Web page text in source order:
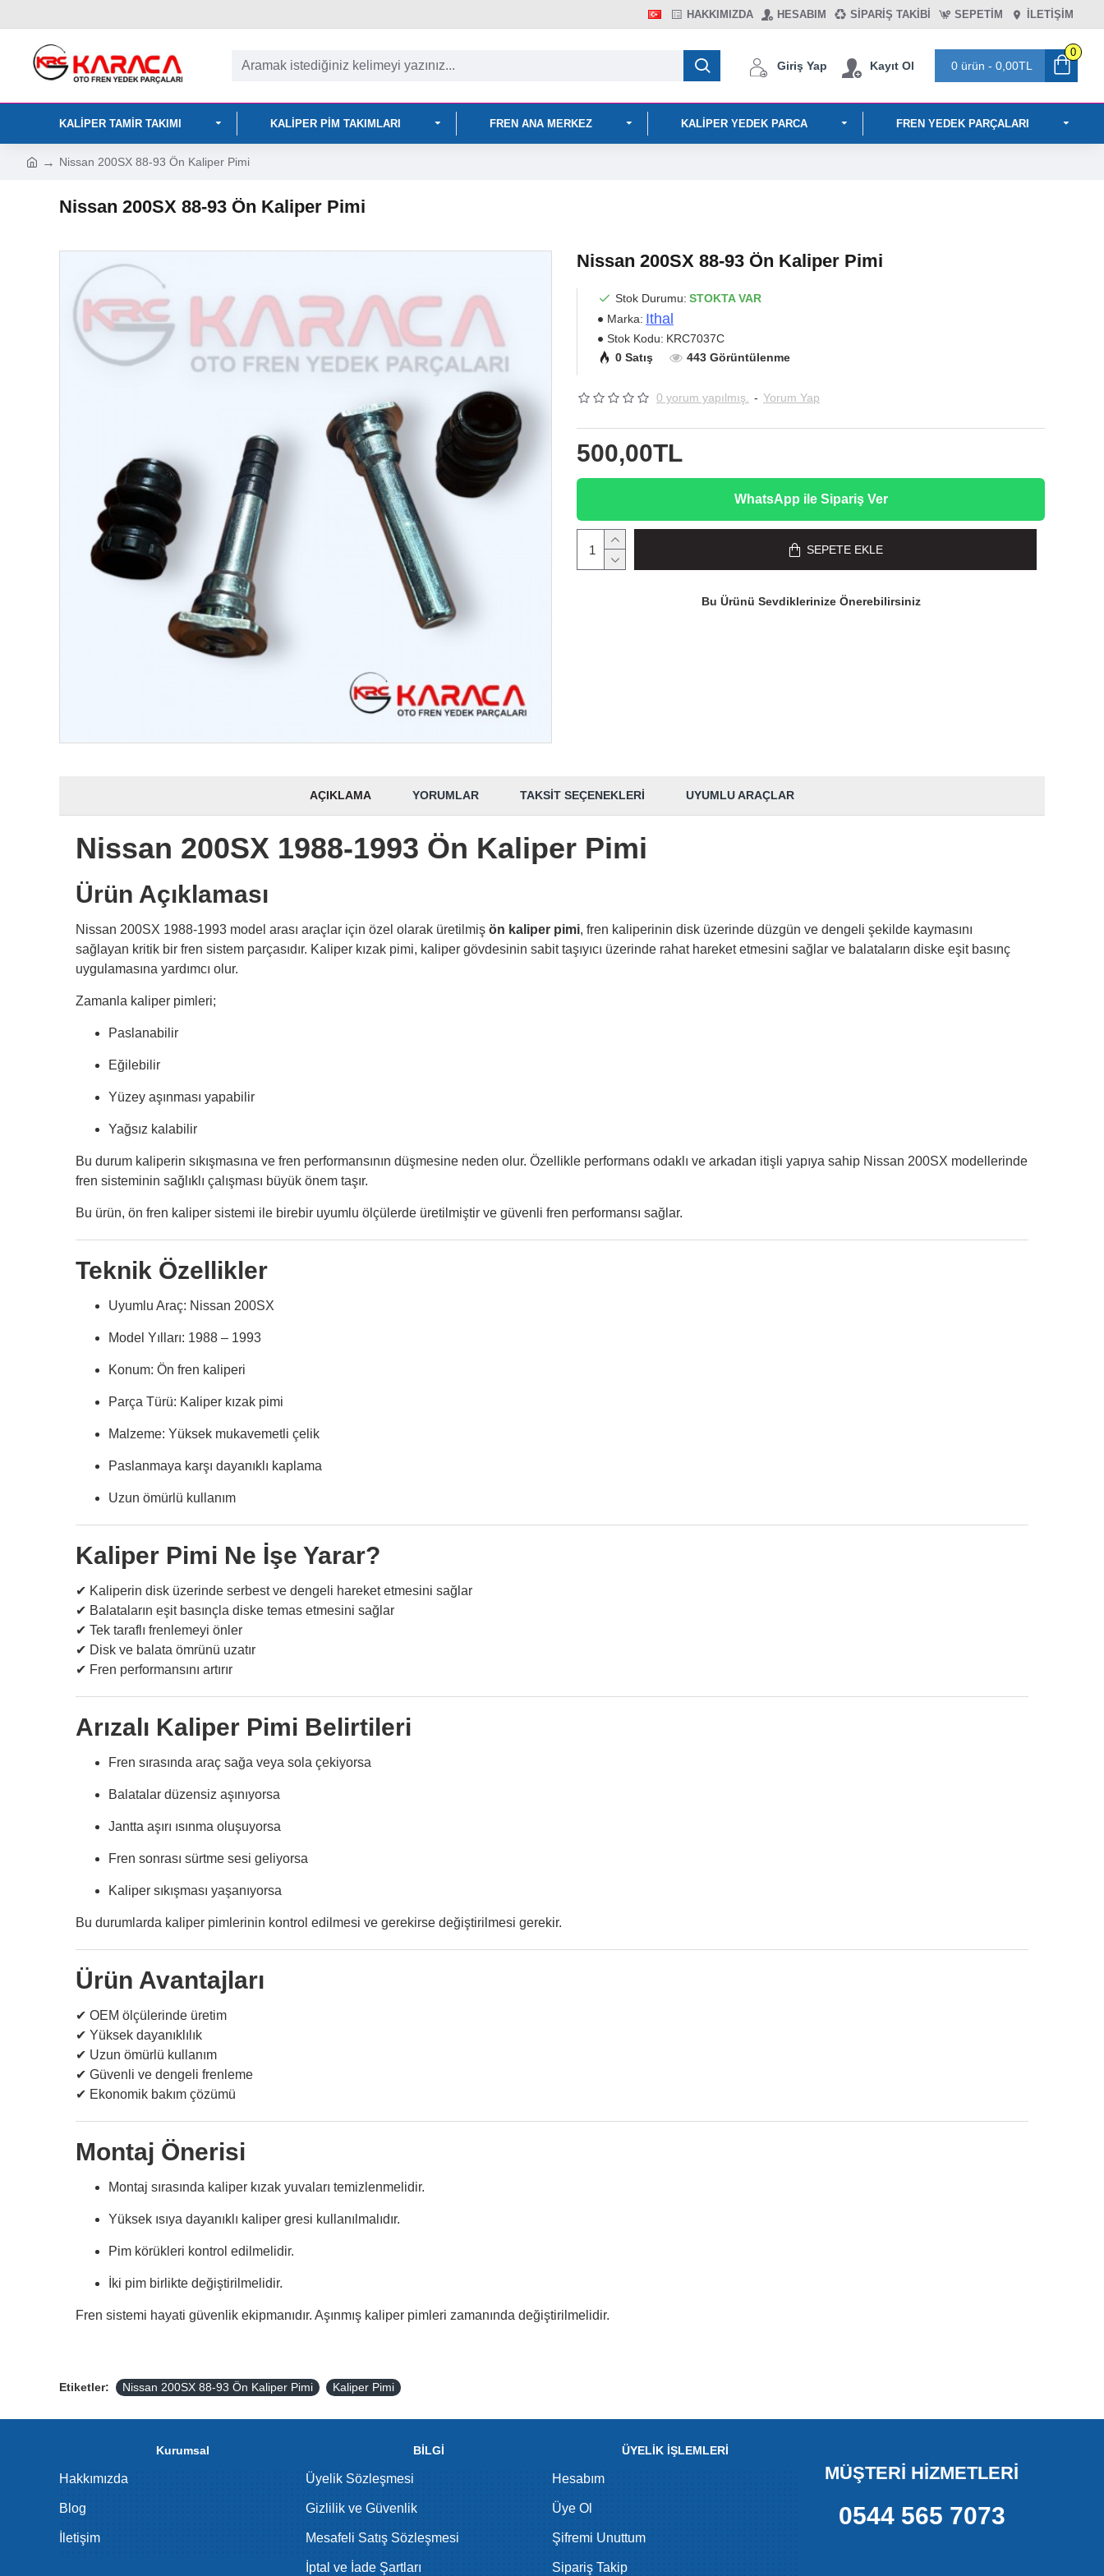
HAKKIMIZDA HESABIM SIPARIŞ TAKIBI SEPETIM İLETİŞİM
Giriş Yap Kayıt Ol 0 ürün - 0,00TL
0
KALIPER TAMIR TAKIMI KALIPER PIM TAKIMLARI FREN ANA MERKEZ KALIPER YEDEK PARCA FREN YEDEK PARÇALARI
Nissan 200SX 88-93 Ön Kaliper Pimi
Nissan 200SX 88-93 Ön Kaliper Pimi
Nissan 200SX 88-93 Ön Kaliper Pimi
Stok Durumu: STOKTA VAR
Marka: Ithal
Stok Kodu: KRC7037C
0 Satış
443 Görüntülenme
0 yorum yapılmış. - Yorum Yap
500,00TL
WhatsApp ile Sipariş Ver
SEPETE EKLE
Bu Ürünü Sevdiklerinize Önerebilirsiniz
AÇIKLAMA YORUMLAR TAKSIT SEÇENEKLERI UYUMLU ARAÇLAR
Nissan 200SX 1988-1993 Ön Kaliper Pimi
Ürün Açıklaması
Nissan 200SX 1988-1993 model arası araçlar için özel olarak üretilmiş ön kaliper pimi, fren kaliperinin disk üzerinde düzgün ve dengeli şekilde kaymasını
sağlayan kritik bir fren sistem parçasıdır. Kaliper kızak pimi, kaliper gövdesinin sabit taşıyıcı üzerinde rahat hareket etmesini sağlar ve balataların diske eşit basınç
uygulamasına yardımcı olur.
Zamanla kaliper pimleri;
Paslanabilir
Eğilebilir
Yüzey aşınması yapabilir
Yağsız kalabilir
Bu durum kaliperin sıkışmasına ve fren performansının düşmesine neden olur. Özellikle performans odaklı ve arkadan itişli yapıya sahip Nissan 200SX modellerinde
fren sisteminin sağlıklı çalışması büyük önem taşır.
Bu ürün, ön fren kaliper sistemi ile birebir uyumlu ölçülerde üretilmiştir ve güvenli fren performansı sağlar.
Teknik Özellikler
Uyumlu Araç: Nissan 200SX
Model Yılları: 1988 – 1993
Konum: Ön fren kaliperi
Parça Türü: Kaliper kızak pimi
Malzeme: Yüksek mukavemetli çelik
Paslanmaya karşı dayanıklı kaplama
Uzun ömürlü kullanım
Kaliper Pimi Ne İşe Yarar?
✔ Kaliperin disk üzerinde serbest ve dengeli hareket etmesini sağlar
✔ Balataların eşit basınçla diske temas etmesini sağlar
✔ Tek taraflı frenlemeyi önler
✔ Disk ve balata ömrünü uzatır
✔ Fren performansını artırır
Arızalı Kaliper Pimi Belirtileri
Fren sırasında araç sağa veya sola çekiyorsa
Balatalar düzensiz aşınıyorsa
Jantta aşırı ısınma oluşuyorsa
Fren sonrası sürtme sesi geliyorsa
Kaliper sıkışması yaşanıyorsa
Bu durumlarda kaliper pimlerinin kontrol edilmesi ve gerekirse değiştirilmesi gerekir.
Ürün Avantajları
✔ OEM ölçülerinde üretim
✔ Yüksek dayanıklılık
✔ Uzun ömürlü kullanım
✔ Güvenli ve dengeli frenleme
✔ Ekonomik bakım çözümü
Montaj Önerisi
Montaj sırasında kaliper kızak yuvaları temizlenmelidir.
Yüksek ısıya dayanıklı kaliper gresi kullanılmalıdır.
Pim körükleri kontrol edilmelidir.
İki pim birlikte değiştirilmelidir.
Fren sistemi hayati güvenlik ekipmanıdır. Aşınmış kaliper pimleri zamanında değiştirilmelidir.
Etiketler: Nissan 200SX 88-93 Ön Kaliper Pimi Kaliper Pimi
Kurumsal
Hakkımızda
Blog
İletişim
BİLGİ
Üyelik Sözleşmesi
Gizlilik ve Güvenlik
Mesafeli Satış Sözleşmesi
İptal ve İade Şartları
ÜYELİK İŞLEMLERİ
Hesabım
Üye Ol
Şifremi Unuttum
Sipariş Takip
MÜŞTERİ HİZMETLERİ
0544 565 7073